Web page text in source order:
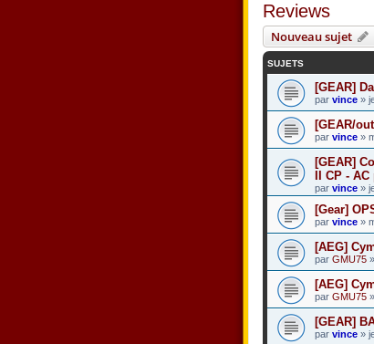
Reviews
Nouveau sujet
SUJETS
[GEAR]
par vince »
[GEAR/
par vince »
[GEAR]
II CP - AC
par vince »
[Gear]
par vince »
[AEG]
par GMU75
[AEG]
par GMU75
[GEAR]
par vince »